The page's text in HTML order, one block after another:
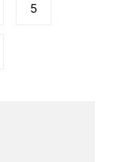
5